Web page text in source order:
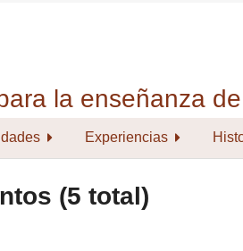
Experiencias
(5 total)